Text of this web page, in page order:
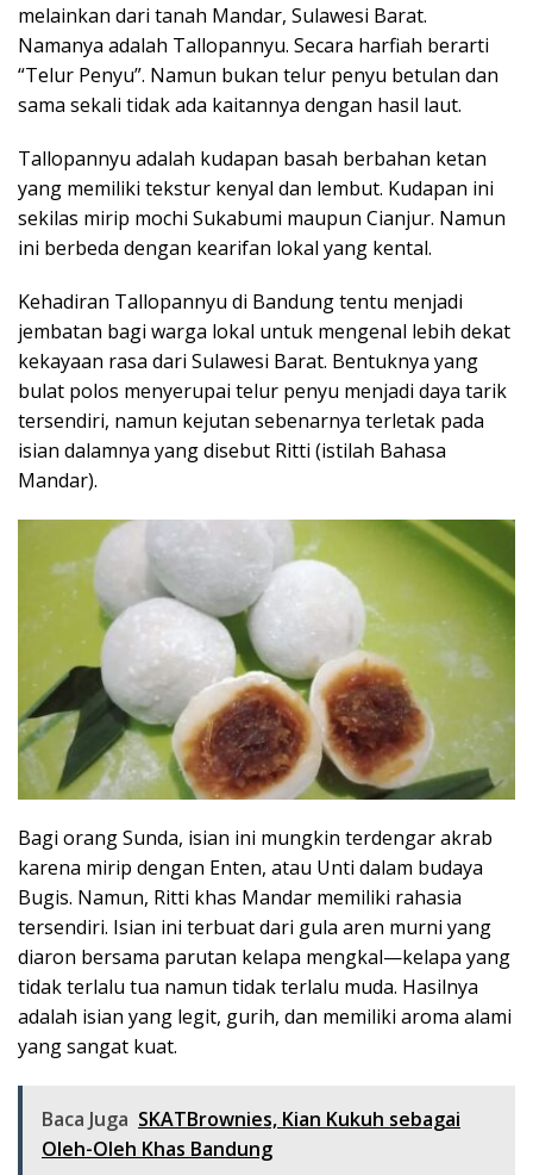
melainkan dari tanah Mandar, Sulawesi Barat.
Namanya adalah Tallopannyu. Secara harfiah berarti
“Telur Penyu”. Namun bukan telur penyu betulan dan
sama sekali tidak ada kaitannya dengan hasil laut.
Tallopannyu adalah kudapan basah berbahan ketan
yang memiliki tekstur kenyal dan lembut. Kudapan ini
sekilas mirip mochi Sukabumi maupun Cianjur. Namun
ini berbeda dengan kearifan lokal yang kental.
Kehadiran Tallopannyu di Bandung tentu menjadi
jembatan bagi warga lokal untuk mengenal lebih dekat
kekayaan rasa dari Sulawesi Barat. Bentuknya yang
bulat polos menyerupai telur penyu menjadi daya tarik
tersendiri, namun kejutan sebenarnya terletak pada
isian dalamnya yang disebut Ritti (istilah Bahasa
Mandar).
Bagi orang Sunda, isian ini mungkin terdengar akrab
karena mirip dengan Enten, atau Unti dalam budaya
Bugis. Namun, Ritti khas Mandar memiliki rahasia
tersendiri. Isian ini terbuat dari gula aren murni yang
diaron bersama parutan kelapa mengkal—kelapa yang
tidak terlalu tua namun tidak terlalu muda. Hasilnya
adalah isian yang legit, gurih, dan memiliki aroma alami
yang sangat kuat.
Baca Juga SKATBrownies, Kian Kukuh sebagai
Oleh-Oleh Khas Bandung